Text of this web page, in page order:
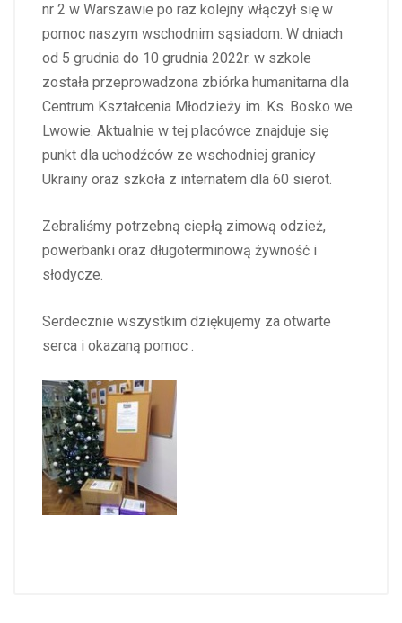
nr 2 w Warszawie po raz kolejny włączył się w
pomoc naszym wschodnim sąsiadom. W dniach
od 5 grudnia do 10 grudnia 2022r. w szkole
została przeprowadzona zbiórka humanitarna dla
Centrum Kształcenia Młodzieży im. Ks. Bosko we
Lwowie. Aktualnie w tej placówce znajduje się
punkt dla uchodźców ze wschodniej granicy
Ukrainy oraz szkoła z internatem dla 60 sierot.
Zebraliśmy potrzebną ciepłą zimową odzież,
powerbanki oraz długoterminową żywność i
słodycze.
Serdecznie wszystkim dziękujemy za otwarte
serca i okazaną pomoc .